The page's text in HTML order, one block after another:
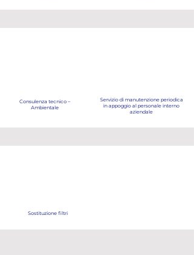
Consulenza tecnico –
Ambientale
Servizio di manutenzione periodica
in appoggio al personale interno
aziendale
Sostituzione filtri